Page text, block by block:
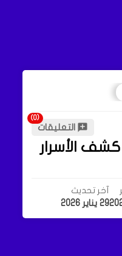
التعليقات
الأسرار
آخر تحديث
29 يناير 2026